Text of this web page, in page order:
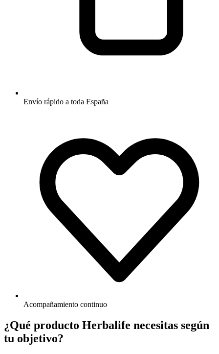
Envío rápido a toda España
Acompañamiento continuo
¿Qué producto Herbalife necesitas según
tu objetivo?